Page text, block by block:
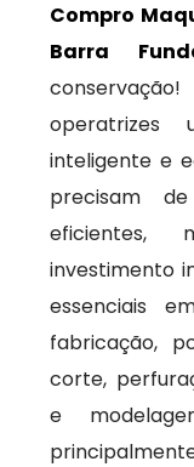
Compro
Barra
operatrizes
inteligente e
precisam
eficientes,
investimento
essenciais
fabricação,
corte,
e